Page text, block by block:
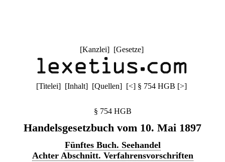
[Kanzlei] [Gesetze]
[Titelei] [Inhalt] [Quellen] [<] § 754 HGB [>]
§ 754 HGB
Handelsgesetzbuch vom 10. Mai 1897
Fünftes Buch. Seehandel
Achter Abschnitt. Verfahrensvorschriften